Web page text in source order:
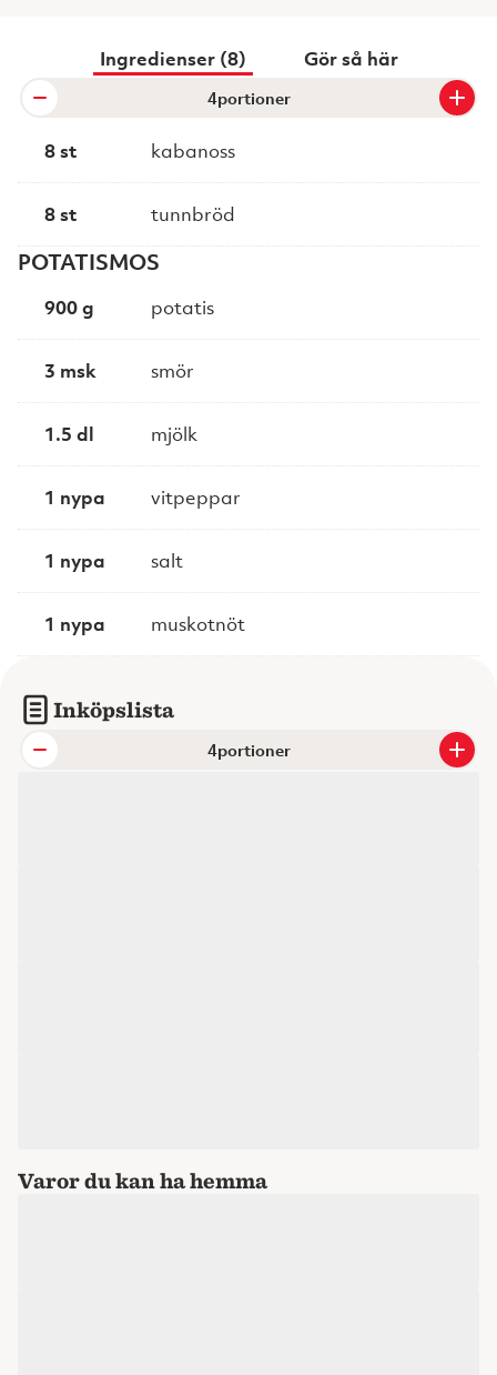
Ingredienser (8) Gör så här
portioner
8 st kabanoss
8 st tunnbröd
POTATISMOS
900 g potatis
3 msk smör
1.5 dl mjölk
1 nypa vitpeppar
1 nypa salt
1 nypa muskotnöt
Inköpslista
portioner
Varor du kan ha hemma